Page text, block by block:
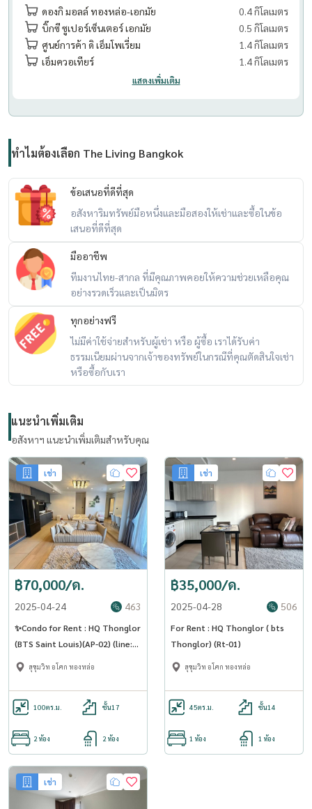
ดองกิ มอลล์ ทองหล่อ-เอกมัย
0.4 กิโลเมตร
บิ๊กซี ซูเปอร์เซ็นเตอร์ เอกมัย
0.5 กิโลเมตร
ศูนย์การค้า ดิ เอ็มโพเรี่ยม
1.4 กิโลเมตร
เอ็มควอเทียร์
1.4 กิโลเมตร
แสดงเพิ่มเติม
ทำไมต้องเลือก The Living Bangkok
ข้อเสนอที่ดีที่สุด
อสังหาริมทรัพย์มือหนึ่งและมือสองให้เช่าและซื้อในข้อ
เสนอที่ดีที่สุด
มืออาชีพ
ทีมงานไทย-สากล ที่มีคุณภาพคอยให้ความช่วยเหลือคุณ
อย่างรวดเร็วและเป็นมิตร
ทุกอย่างฟรี
ไม่มีค่าใช้จ่ายสำหรับผู้เช่า หรือ ผู้ซื้อ เราได้รับค่า
ธรรมเนียมผ่านจากเจ้าของทรัพย์ในกรณีที่คุณตัดสินใจเช่า
หรือซื้อกับเรา
แนะนำเพิ่มเติม
อสังหาฯ แนะนำเพิ่มเติมสำหรับคุณ
เช่า
฿70,000/ด.
2025-04-24 463
✨Condo for Rent : HQ Thonglor
(BTS Saint Louis)(AP-02) (line:
@condo91 )
สุขุมวิท อโศก ทองหล่อ
100ตร.ม. ชั้น17
2 ห้อง 2 ห้อง
เช่า
฿35,000/ด.
2025-04-28 506
For Rent : HQ Thonglor ( bts
Thonglor) (Rt-01)
สุขุมวิท อโศก ทองหล่อ
45ตร.ม. ชั้น14
1 ห้อง 1 ห้อง
เช่า